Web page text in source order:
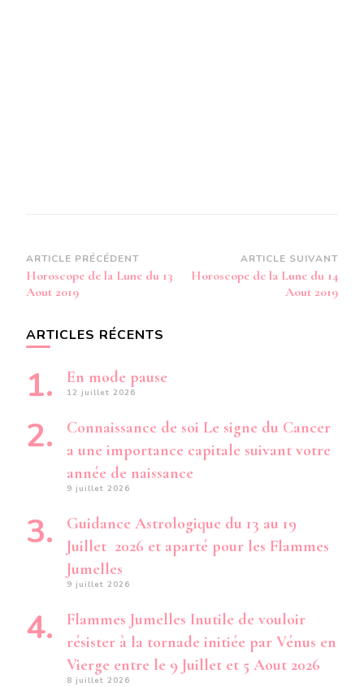
Navigation
d’article
ARTICLE PRÉCÉDENT
Horoscope de la Lune du 13
Aout 2019
ARTICLE SUIVANT
Horoscope de la Lune du 14
Aout 2019
ARTICLES RÉCENTS
En mode pause
12 juillet 2026
Connaissance de soi Le signe du Cancer
a une importance capitale suivant votre
année de naissance
9 juillet 2026
Guidance Astrologique du 13 au 19
Juillet 2026 et aparté pour les Flammes
Jumelles
9 juillet 2026
Flammes Jumelles Inutile de vouloir
résister à la tornade initiée par Vénus en
Vierge entre le 9 Juillet et 5 Aout 2026
8 juillet 2026